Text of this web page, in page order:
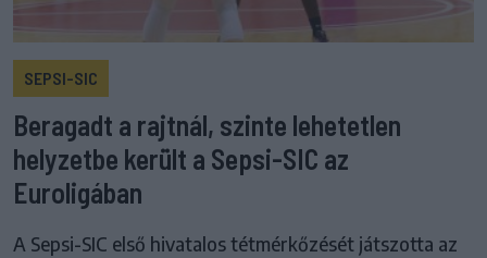
SEPSI-SIC
Beragadt a rajtnál, szinte lehetetlen
helyzetbe került a Sepsi-SIC az
Euroligában
A Sepsi-SIC első hivatalos tétmérkőzését játszotta az